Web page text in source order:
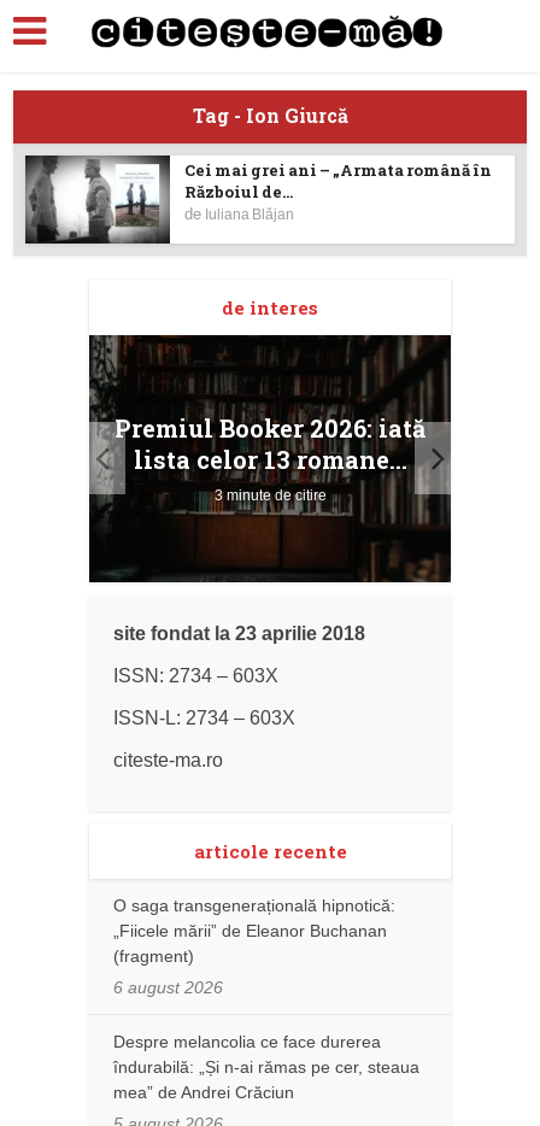
Tag - Ion Giurcă
Cei mai grei ani – „Armata română în
Războiul de...
de Iuliana Blăjan
de interes
Premiul Booker 2026: iată
lista celor 13 romane...
3 minute de citire
site fondat la 23 aprilie 2018
ISSN: 2734 – 603X
ISSN-L: 2734 – 603X
citeste-ma.ro
articole recente
O saga transgenerațională hipnotică:
„Fiicele mării” de Eleanor Buchanan
(fragment)
6 august 2026
Despre melancolia ce face durerea
îndurabilă: „Și n-ai rămas pe cer, steaua
mea” de Andrei Crăciun